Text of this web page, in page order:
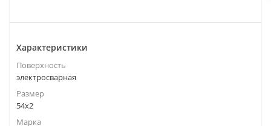
Характеристики
Поверхность
электросварная
Размер
54х2
Марка